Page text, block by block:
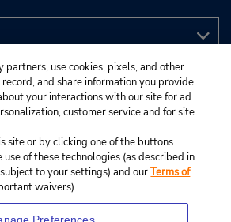
use cookies, pixels, and other
and share information you provide
your interactions with our site for ad
customer service and for site
site or by clicking one of the buttons
of these technologies (as described in
to your settings) and ourTerms of
waivers).